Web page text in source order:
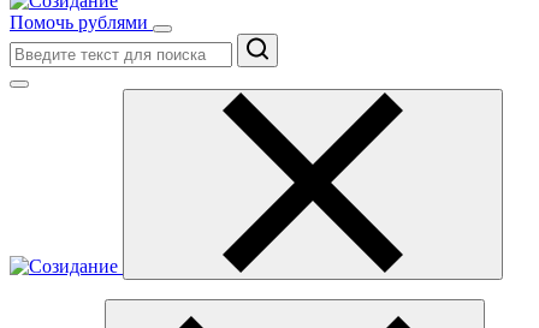
Помочь рублями
Поиск